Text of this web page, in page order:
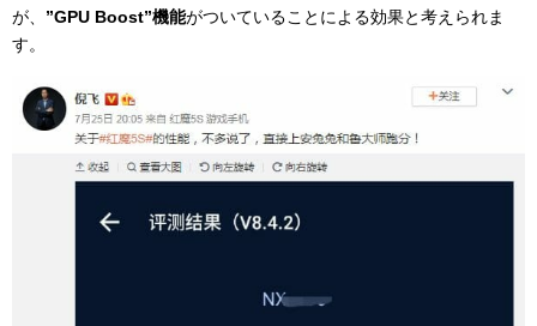
が、 ”GPU Boost”機能がついていることによる効果と考えられま
す。